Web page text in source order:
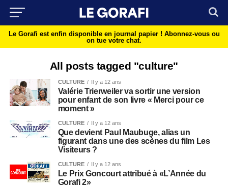
Le Gorafi est enfin disponible en journal papier ! Abonnez-vous ou
on tue votre chat.
All posts tagged "culture"
CULTURE Il y a 12 ans
Valérie Trierweiler va sortir une version
pour enfant de son livre « Merci pour ce
moment »
CULTURE Il y a 12 ans
Que devient Paul Maubuge, alias un
figurant dans une des scènes du film Les
Visiteurs ?
CULTURE Il y a 12 ans
Le Prix Goncourt attribué à «L’Année du
Gorafi 2»